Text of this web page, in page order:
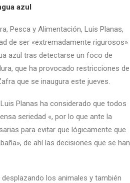
azul
Pesca y Alimentación, Luis Planas,
de ser «extremadamente rigurosos»
azul tras detectarse un foco de
que ha provocado restricciones de
que se inaugura este jueves.
Planas ha considerado que todos
seriedad «, por lo que ante la
para evitar que lógicamente que
de ahí las decisiones que se han
los animales y también